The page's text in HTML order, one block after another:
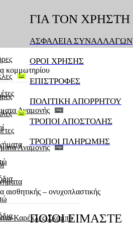
hot
Αναμονής
top
αισθητικής – ονυχοπλαστικής
Καρέκλες-Σκαμπό
κομμωτηρίου
hot
Αναμονής
top
ΓΙΑ ΤΟΝ ΧΡΗΣΤΗ
ΑΣΦΑΛΕΙΑ ΣΥΝΑΛΛΑΓΩΝ
ΟΡΟΙ ΧΡΗΣΗΣ
ΕΠΙΣΤΡΟΦΕΣ
ΠΟΛΙΤΙΚΗ ΑΠΟΡΡΗΤΟΥ
ΤΡΟΠΟΙ ΑΠΟΣΤΟΛΗΣ
ΤΡΟΠΟΙ ΠΛΗΡΩΜΗΣ
ΠΟΙΟΙ ΕΙΜΑΣΤΕ